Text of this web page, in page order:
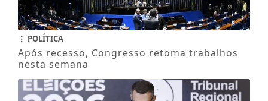
POLÍTICA
Após recesso, Congresso retoma trabalhos
nesta semana